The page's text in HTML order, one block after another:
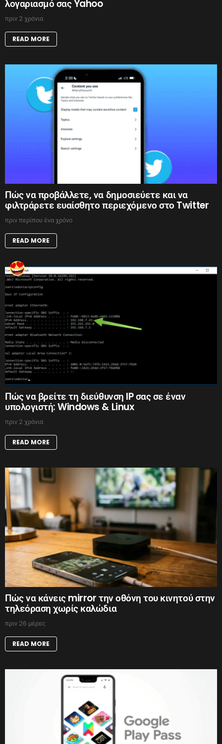
λογαριασμό σας Yahoo
πριν 2 χρόνια
READ MORE
Πώς να προβάλλετε, να δημοσιεύετε και να
φιλτράρετε ευαίσθητο περιεχόμενο στο Twitter
πριν περίπου ένα χρόνο
READ MORE
Πώς να βρείτε τη διεύθυνση IP σας σε έναν
υπολογιστή: Windows & Linux
πριν 2 χρόνια
READ MORE
Πώς να κάνεις mirror την οθόνη του κινητού στην
τηλεόραση χωρίς καλώδια
πριν 26 μέρες
READ MORE